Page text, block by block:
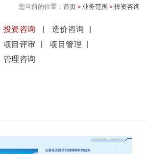
您当前的位置： 首页 > 业务范围 > 投资咨询
投资咨询
造价咨询
项目评审
项目管理
管理咨询